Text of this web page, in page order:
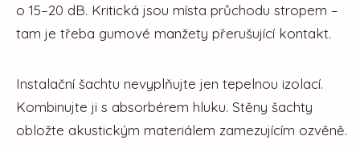
o 15–20 dB. Kritická jsou místa průchodu stropem –
tam je třeba gumové manžety přerušující kontakt.
Instalační šachtu nevyplňujte jen tepelnou izolací.
Kombinujte ji s absorbérem hluku. Stěny šachty
obložte akustickým materiálem zamezujícím ozvěně.